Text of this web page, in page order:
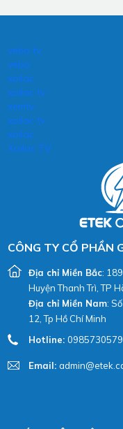
vebo tv
vebo
xoilac
xoilac tv
xemtv
xoilac tv
xoilac
Xoilac TV
CÔNG TY CỔ PHẦN
Địa chỉ Miền Bắc:
Huyện Thanh Trì, TP
Địa chỉ Miền Nam:
12, Tp Hồ Chí Minh
Hotline: 0985730579
Email: